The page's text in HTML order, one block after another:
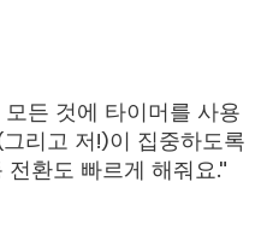
든 것에 타이머를 사용
리고 저!)이 집중하도록
환도 빠르게 해줘요."